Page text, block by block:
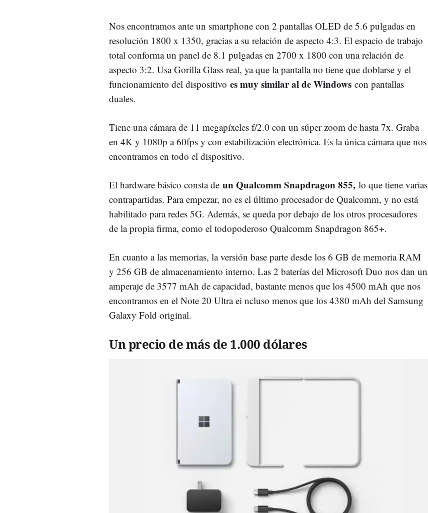
Nos encontramos ante un smartphone con 2 pantallas OLED de 5.6 pulgadas en
resolución 1800 x 1350, gracias a su relación de aspecto 4:3. El espacio de trabajo
total conforma un panel de 8.1 pulgadas en 2700 x 1800 con una relación de
aspecto 3:2. Usa Gorilla Glass real, ya que la pantalla no tiene que doblarse y el
funcionamiento del dispositivo es muy similar al de Windows con pantallas
duales.
Tiene una cámara de 11 megapíxeles f/2.0 con un súper zoom de hasta 7x. Graba
en 4K y 1080p a 60fps y con estabilización electrónica. Es la única cámara que nos
encontramos en todo el dispositivo.
El hardware básico consta de un Qualcomm Snapdragon 855, lo que tiene varias
contrapartidas. Para empezar, no es el último procesador de Qualcomm, y no está
habilitado para redes 5G. Además, se queda por debajo de los otros procesadores
de la propia firma, como el todopoderoso Qualcomm Snapdragon 865+.
En cuanto a las memorias, la versión base parte desde los 6 GB de memoria RAM
y 256 GB de almacenamiento interno. Las 2 baterías del Microsoft Duo nos dan un
amperaje de 3577 mAh de capacidad, bastante menos que los 4500 mAh que nos
encontramos en el Note 20 Ultra ei ncluso menos que los 4380 mAh del Samsung
Galaxy Fold original.
Un precio de más de 1.000 dólares